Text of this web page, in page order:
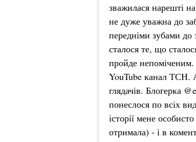
зважилася нарешті
не дуже уважна до
передніми зубами до
сталося те, що
пройде
YouTube канал ТСН.
глядачів. Блогерка
понеслося по всіх
історії мене
отримала) - і в